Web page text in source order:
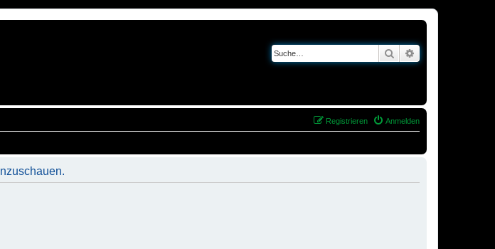
Suche
Anmelden
Registrieren